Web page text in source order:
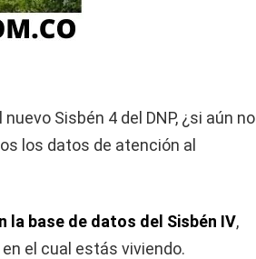
Sisbén 4 del DNP, ¿si aún no
los datos de atención al
base de datos del Sisbén IV,
el cual estás viviendo.